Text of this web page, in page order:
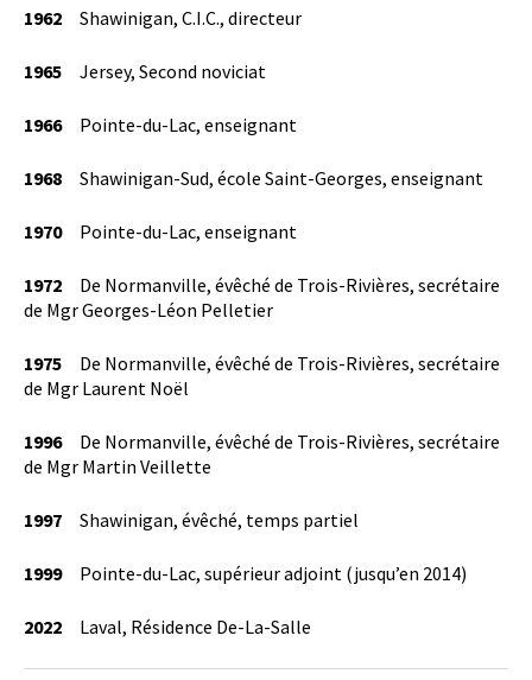
1962 Shawinigan, C.I.C., directeur
1965 Jersey, Second noviciat
1966Pointe-du-Lac, enseignant
1968 Shawinigan-Sud, école Saint-Georges, enseignant
1970Pointe-du-Lac, enseignant
1972 De Normanville, évêché de Trois-Rivières, secrétaire
de Mgr Georges-Léon Pelletier
1975 De Normanville, évêché de Trois-Rivières, secrétaire
de Mgr Laurent Noël
1996De Normanville, évêché de Trois-Rivières, secrétaire
de Mgr Martin Veillette
1997 Shawinigan, évêché, temps partiel
1999Pointe-du-Lac, supérieur adjoint (jusqu’en 2014)
2022 Laval, Résidence De-La-Salle